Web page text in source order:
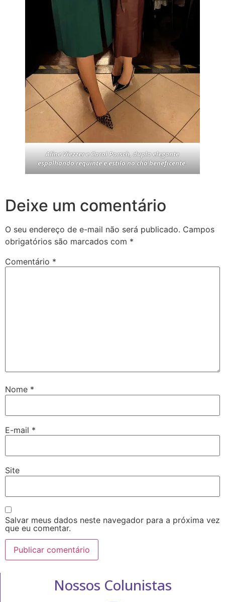
Aline Viezzer e Carol Porsch, dupla elegante
espalhando requinte e estilo no chá beneficente.
Deixe um comentário
O seu endereço de e-mail não será publicado. Campos
obrigatórios são marcados com *
Comentário *
Nome *
E-mail *
Site
Salvar meus dados neste navegador para a próxima vez
que eu comentar.
Nossos Colunistas